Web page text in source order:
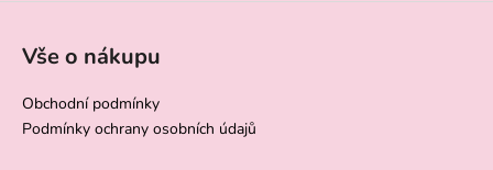
Vše o nákupu
Obchodní podmínky
Podmínky ochrany osobních údajů